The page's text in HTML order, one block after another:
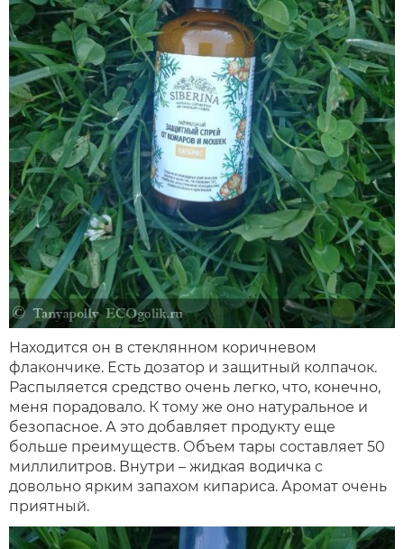
Находится он в стеклянном коричневом
флакончике. Есть дозатор и защитный колпачок.
Распыляется средство очень легко, что, конечно,
меня порадовало. К тому же оно натуральное и
безопасное. А это добавляет продукту еще
больше преимуществ. Объем тары составляет 50
миллилитров. Внутри – жидкая водичка с
довольно ярким запахом кипариса. Аромат очень
приятный.